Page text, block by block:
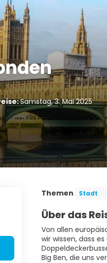
Samstag, 3. Mai 2025
Themen Stadt
Über das
Von allen
wir wissen, dass
Big Ben, die uns